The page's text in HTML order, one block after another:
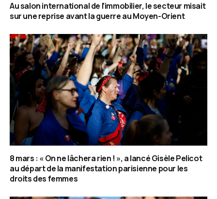
Au salon international de l’immobilier, le secteur misait
sur une reprise avant la guerre au Moyen-Orient
8 mars : « On ne lâchera rien ! », a lancé Gisèle Pelicot
au départ de la manifestation parisienne pour les
droits des femmes